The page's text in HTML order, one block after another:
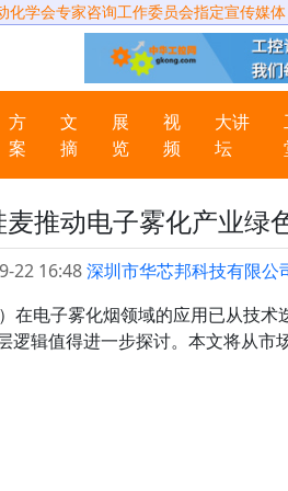
化学会专家咨询工作委员会指定宣传媒体
方
案
文
摘
展
览
视
频
大讲
坛
推动电子雾化产业绿
22 16:48深圳市华芯邦科技有限公
在电子雾化烟领域的应用已从技术
辑值得进一步探讨。本文将从市